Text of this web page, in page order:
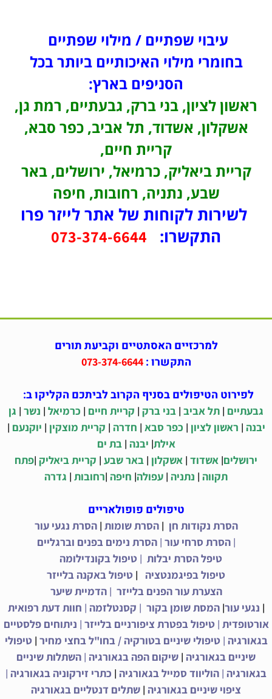
עיבוי שפתיים / מילוי שפתיים
בחומרי מילוי האיכותיים ביותר בכל
הסניפים בארץ:
ראשון לציון, בני ברק, גבעתיים, רמת גן,
אשקלון, אשדוד, תל אביב, כפר סבא,
קריית חיים,
קריית ביאליק, כרמיאל, ירושלים, באר
שבע, נתניה, רחובות, חיפה
לשירות לקוחות של אתר לייזר פרו
התקשרו: 073-374-6644
למרכזיים האסתטיים וקביעת תורים
התקשרו : 073-374-6644
לפירוט הטיפולים בסניף הקרוב לביתכם הקליקו ב:
גבעתיים | תל אביב | בני ברק | קריית חיים | כרמיאל | נשר | גן
יבנה | ראשון לציון | כפר סבא | חדרה | קריית מוצקין | יוקנעם |
אילת| יבנה |בת ים
ירושלים| אשדוד | אשקלון | באר שבע | קריית ביאליק |פתח
תקווה | נתניה | עפולה| חיפה |רחובות | גדרה
טיפולים פופולאריים
הסרת נקודות חן |הסרת שומות |הסרת נגעי עור
|הסרת סרחי עור |הסרת נימים בפנים וברגליים
טיפל הסרת יבלות | טיפול בקונדילומה
טיפול בפיגמנטציה
| טיפול באקנה בלייזר
הצערת עור הפנים בלייזר |הדמיית שיער
| נגעי עור|המסת שומן בקור | קסנטלזמה | חוות דעת רפואית
אורטופדית |טיפול בפטרת ציפורניים בלייזר | ניתוחים פלסטיים
בגאורגיה |טיפולי שיניים בטורקיה / בחו"ל בחצי מחיר |טיפולי
שיניים בגאורגיה | שיקום הפה בגאורגיה | השתלות שיניים
בגאורגיה | הוליווד סמייל בגאורגיה | כתרי זירקוניה בגאורגיה |
ציפוי שיניים בגאורגיה | שתלים דנטליים בגאורגיה